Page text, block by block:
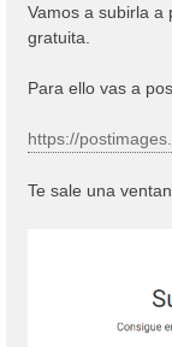
j
e
Vamos a subirla a
gratuita.
Para ello vas a
https://
Te sale una